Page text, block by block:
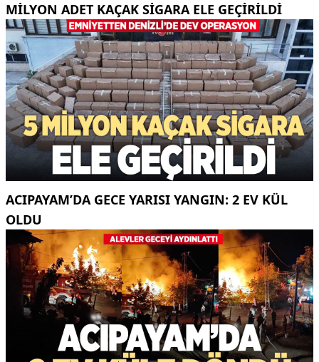
MILYON ADET KAÇAK SIGARA ELE GEÇIRILDI
ACIPAYAM’DA GECE YARISI YANGIN: 2 EV KÜL
OLDU